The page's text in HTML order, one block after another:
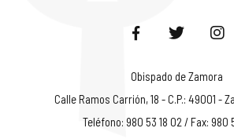
Obispado de Zamora
Calle Ramos Carrión, 18 - C.P.: 49001 -
Teléfono: 980 53 18 02 / Fax: 980